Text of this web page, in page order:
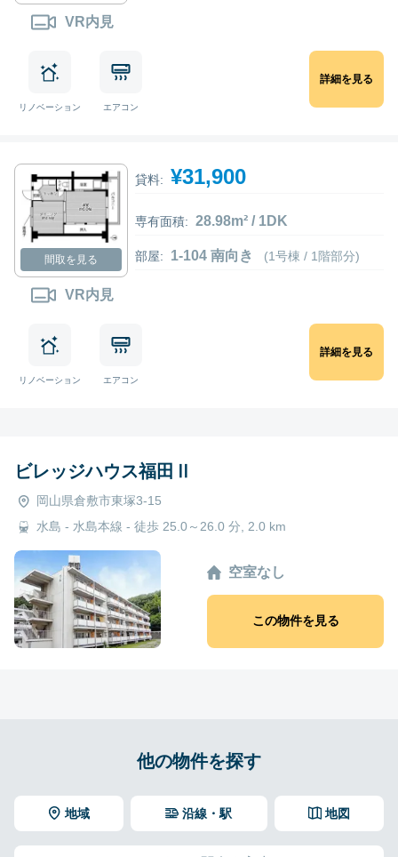
VR内見
リノベーション エアコン
詳細を見る
間取を見る
VR内見
貸料: ¥31,900
専有面積: 28.98m² / 1DK
部屋: 1-104 南向き (1号棟 / 1階部分)
リノベーション エアコン
詳細を見る
ビレッジハウス福田Ⅱ
岡山県倉敷市東塚3-15
水島 - 水島本線 - 徒歩 25.0～26.0 分, 2.0 km
空室なし
この物件を見る
他の物件を探す
地域 地図
沿線・駅